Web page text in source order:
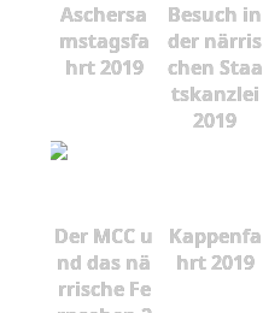
Aschersa
mstagsfa
hrt 2019
Besuch in
der närris
chen Staa
tskanzlei
2019
Der MCC u
nd das nä
rrische Fe
Kappenfa
hrt 2019